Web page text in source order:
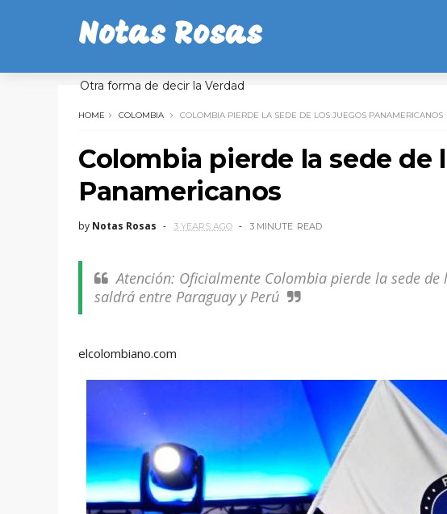
Notas Rosas
Otra forma de decir la Verdad
HOME COLOMBIA COLOMBIA PIERDE LA SEDE DE LOS JUEGOS PANAMERICANOS
Colombia pierde la sede de
Panamericanos
by Notas Rosas 3 YEARS AGO 3 MINUTE READ
Atención: Oficialmente Colombia pierde la sede de
saldrá entre Paraguay y Perú
elcolombiano.com